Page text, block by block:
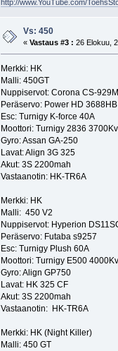
http://www.YouTube.com/
Vs: 450
«Vastaus #3 : 26 Elokuu,
Merkki: HK
Malli: 450GT
Nuppiservot: Corona CS-
Peräservo: Power HD 3688HB
Esc: Turnigy K-force 40A
Moottori: Turnigy 2836
Gyro: Assan GA-250
Lavat: Align 3G 325
Akut: 3S 2200mah
Vastaanotin: HK-TR6A
Merkki: HK
Malli: 450 V2
Nuppiservot: Hyperion
Peräservo: Futaba s9257
Esc: Turnigy Plush 60A
Moottori: Turnigy E500
Gyro: Align GP750
Lavat: HK 325 CF
Akut: 3S 2200mah
Vastaanotin: HK-TR6A
Merkki: HK (Night Killer)
Malli: 450 GT